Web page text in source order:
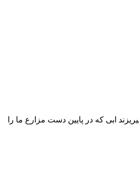
ابی که در پایین دست مزارع ما را